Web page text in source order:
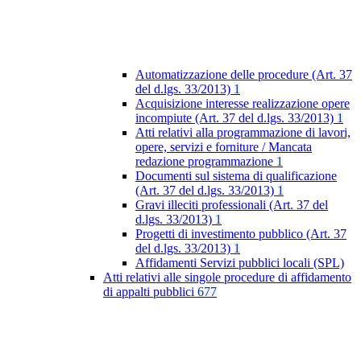
Automatizzazione delle procedure (Art. 37
del d.lgs. 33/2013) 1
Acquisizione interesse realizzazione opere
incompiute (Art. 37 del d.lgs. 33/2013) 1
Atti relativi alla programmazione di lavori,
opere, servizi e forniture / Mancata
redazione programmazione 1
Documenti sul sistema di qualificazione
(Art. 37 del d.lgs. 33/2013) 1
Gravi illeciti professionali (Art. 37 del
d.lgs. 33/2013) 1
Progetti di investimento pubblico (Art. 37
del d.lgs. 33/2013) 1
Affidamenti Servizi pubblici locali (SPL)
Atti relativi alle singole procedure di affidamento
di appalti pubblici 677